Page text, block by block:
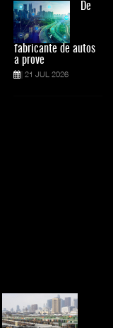
De
fabricante de autos
a prove
21 JUL 2026